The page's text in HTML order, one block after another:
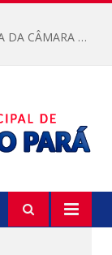
VEREADORA KEILA ASSUME A PRESIDÊNCIA DA CÂMARA MUNICIPAL.